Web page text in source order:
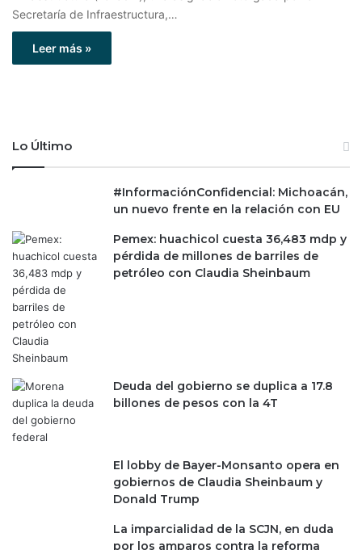
Secretaría de Infraestructura,…
Leer más »
Lo Último
#InformaciónConfidencial: Michoacán,
un nuevo frente en la relación con EU
Pemex: huachicol cuesta 36,483 mdp y
pérdida de millones de barriles de
petróleo con Claudia Sheinbaum
Deuda del gobierno se duplica a 17.8
billones de pesos con la 4T
El lobby de Bayer-Monsanto opera en
gobiernos de Claudia Sheinbaum y
Donald Trump
La imparcialidad de la SCJN, en duda
por los amparos contra la reforma